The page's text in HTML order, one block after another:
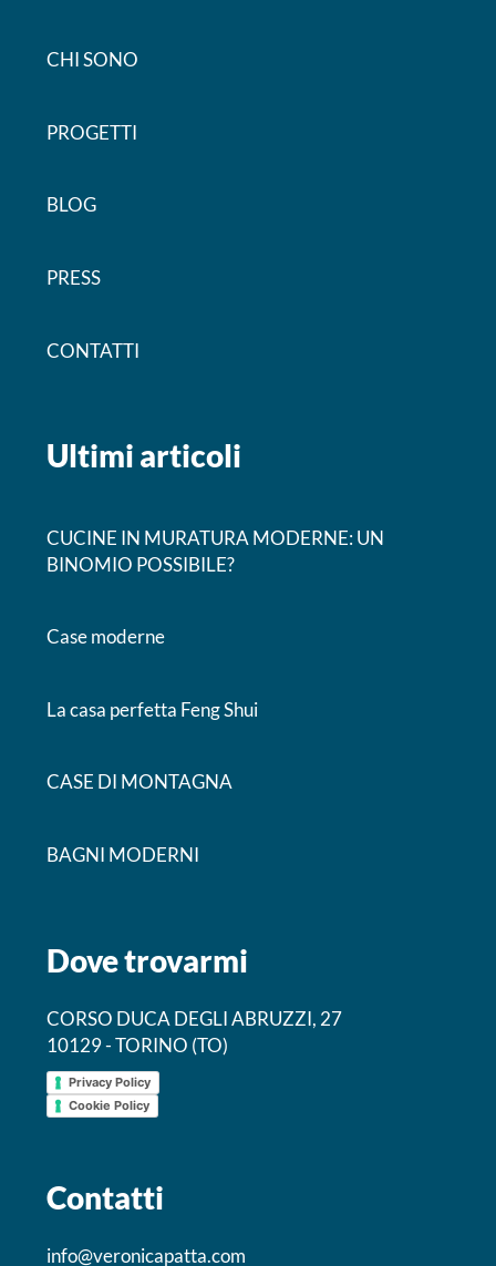
CHI SONO
PROGETTI
BLOG
PRESS
CONTATTI
Ultimi articoli
CUCINE IN MURATURA MODERNE: UN
BINOMIO POSSIBILE?
Case moderne
La casa perfetta Feng Shui
CASE DI MONTAGNA
BAGNI MODERNI
Dove trovarmi
CORSO DUCA DEGLI ABRUZZI, 27
10129 - TORINO (TO)
Privacy Policy
Cookie Policy
Contatti
info@veronicapatta.com